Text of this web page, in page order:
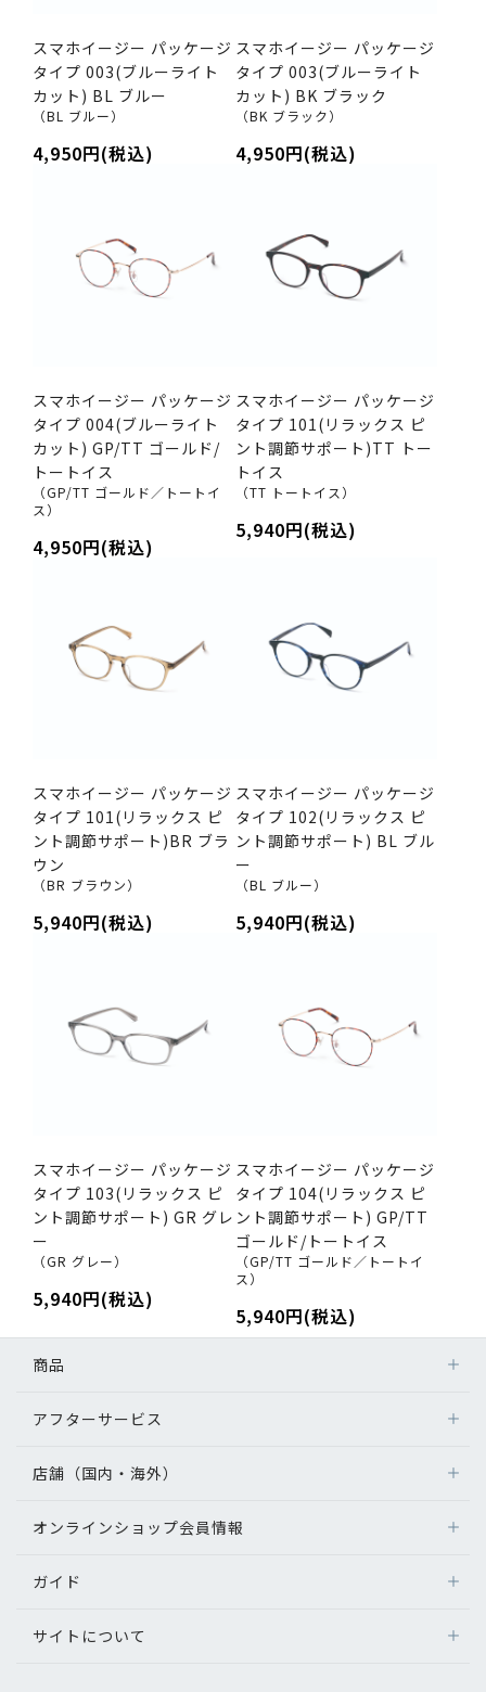
スマホイージー パッケージ
タイプ 003(ブルーライト
カット) BL ブルー
（BL ブルー）
4,950円(税込)
スマホイージー パッケージ
タイプ 003(ブルーライト
カット) BK ブラック
（BK ブラック）
4,950円(税込)
スマホイージー パッケージ
タイプ 004(ブルーライト
カット) GP/TT ゴールド/
トートイス
（GP/TT ゴールド／トートイ
ス）
4,950円(税込)
スマホイージー パッケージ
タイプ 101(リラックス ピ
ント調節サポート)TT トー
トイス
（TT トートイス）
5,940円(税込)
スマホイージー パッケージ
タイプ 101(リラックス ピ
ント調節サポート)BR ブラ
ウン
（BR ブラウン）
5,940円(税込)
スマホイージー パッケージ
タイプ 102(リラックス ピ
ント調節サポート) BL ブル
ー
（BL ブルー）
5,940円(税込)
スマホイージー パッケージ
タイプ 103(リラックス ピ
ント調節サポート) GR グレ
ー
（GR グレー）
5,940円(税込)
スマホイージー パッケージ
タイプ 104(リラックス ピ
ント調節サポート) GP/TT
ゴールド/トートイス
（GP/TT ゴールド／トートイ
ス）
5,940円(税込)
商品
アフターサービス
店舗（国内・海外）
オンラインショップ会員情報
ガイド
サイトについて